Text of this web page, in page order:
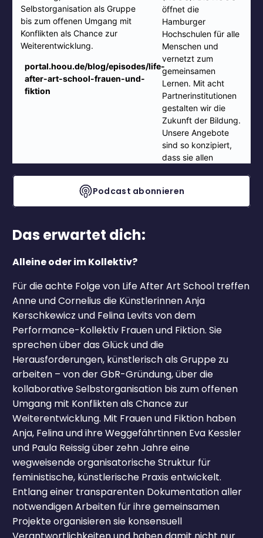
Podcast abonnieren
Das erwartet dich:
Alleine oder im Kollektiv?
Für die achte Folge von Life After Art School treffen
Anne und Cornelius die Künstlerinnen Anja
Kerschkewicz und Felina Levits von dem
Performance-Kollektiv Frauen und Fiktion. Sie
sprechen über das Glück und die
Herausforderungen, künstlerisch als Gruppe zu
arbeiten – von der GbR-Gründung, über die
kollaborative Selbstorganisation bis zum offenen
Umgang mit Konflikten als Chance zur
Weiterentwicklung. Mit Frauen und Fiktion haben
Anja, Felina und ihre Weggefährtinnen Eva Kessler
und Paula Reissig über zehn Jahre eine
wegweisende organisatorische Struktur für
feministische, künstlerische Praxis entwickelt.
Entlang einer transparenten Dokumentation aller
notwendigen Arbeiten für ihre gemeinsamen
Projekte organisieren sie konsensuell